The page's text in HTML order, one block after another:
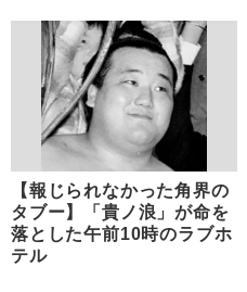
【報じられなかった角界の
タブー】「貴ノ浪」が命を
落とした午前10時のラブホ
テル